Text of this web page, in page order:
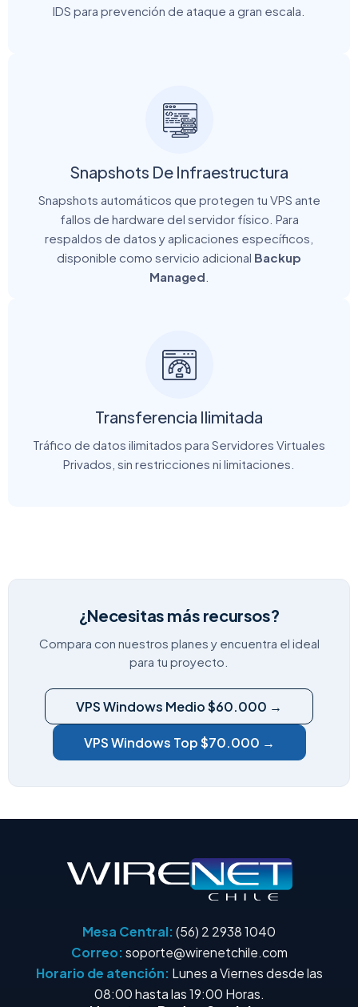
IDS para prevención de ataque a gran escala.
Snapshots De Infraestructura
Snapshots automáticos que protegen tu VPS ante
fallos de hardware del servidor físico. Para
respaldos de datos y aplicaciones específicos,
disponible como servicio adicional Backup
Managed
Transferencia Ilimitada
Tráfico de datos ilimitados para Servidores Virtuales
Privados, sin restricciones ni limitaciones.
¿Necesitas más recursos?
Compara con nuestros planes y encuentra el ideal
para tu proyecto.
VPS Windows Medio $60.000 →
VPS Windows Top $70.000 →
Mesa Central:(56) 2 2938 1040
Correo:soporte@wirenetchile.com
Horario de atención: Lunes a Viernes desde las
08:00 hasta las 19:00 Horas.